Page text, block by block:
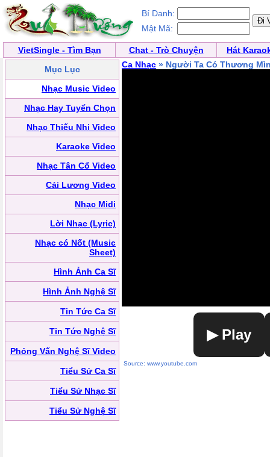
Bí Danh:
Mật Mã:
VietSingle - Tìm Bạn Chat - Trò Chuyện
Hát
Mục Lục
Nhạc Music Video
Nhạc Hay Tuyển Chọn
Nhạc Thiếu Nhi Video
Karaoke Video
Nhạc Tân Cổ Video
Cải Lương Video
Nhạc Midi
Lời Nhạc (Lyric)
Nhạc có Nốt (Music
Sheet)
Hình Ảnh Ca Sĩ
Hình Ảnh Nghệ Sĩ
Tin Tức Ca Sĩ
Tin Tức Nghệ Sĩ
Phỏng Vấn Nghệ Sĩ Video
Tiểu Sử Ca Sĩ
Tiểu Sử Nhạc Sĩ
Tiểu Sử Nghệ Sĩ
Ca Nhạc » Người Ta Có Thương
▶ Play
Source: www.youtube.com